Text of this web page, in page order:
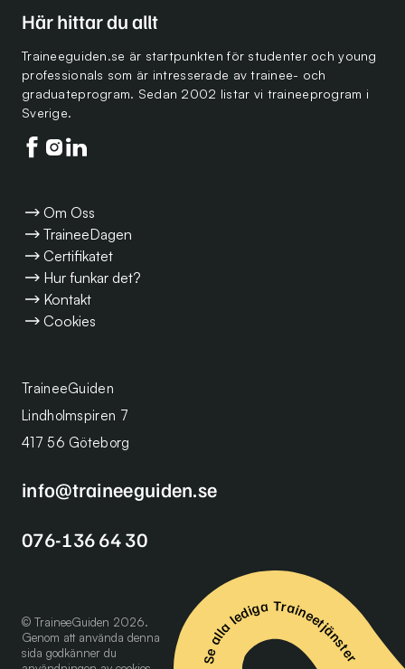
Här hittar du allt
Traineeguiden.se är startpunkten för studenter och young
professionals som är intresserade av trainee- och
graduateprogram. Sedan 2002 listar vi traineeprogram i
Sverige.
Följ oss på facebook
Följ oss på instagram
Följ oss på linkedin
TraineeGuiden
Lindholmspiren 7
417 56 Göteborg
info@traineeguiden.se
076-136 64 30
Om Oss
TraineeDagen
Certifikatet
Hur funkar det?
Kontakt
Cookies
© TraineeGuiden 2026.
Genom att använda denna
sida godkänner du
Se alla lediga Traineetjänster